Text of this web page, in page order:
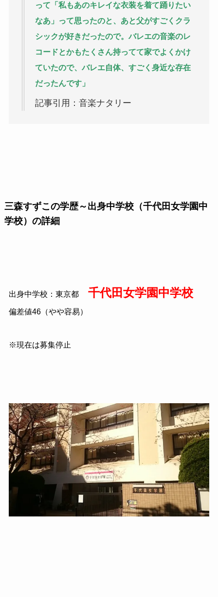
って「私もあのキレイな衣装を着て踊りたい
なあ」って思ったのと、あと父がすごくクラ
シックが好きだったので。バレエの音楽のレ
コードとかもたくさん持ってて家でよくかけ
ていたので、バレエ自体、すごく身近な存在
だったんです」
記事引用：音楽ナタリー
三森すずこの学歴～出身中学校（千代田女学園中
学校）の詳細
出身中学校：東京都 千代田女学園中学校
偏差値46（やや容易）
※現在は募集停止